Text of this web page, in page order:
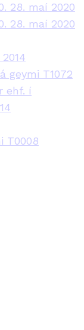
28. maí 2020
28. maí 2020
geymi T1072
ehf. í
T0008